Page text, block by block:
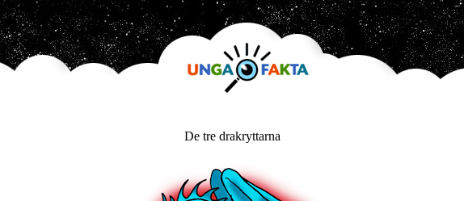
De tre drakryttarna